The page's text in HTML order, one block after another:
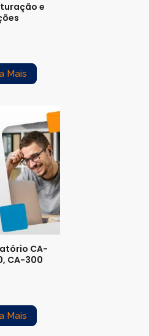
e
Mais
CA-
CA-300
Mais